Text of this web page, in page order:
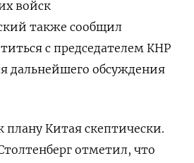
войск
также сообщил
с председателем КНР
дальнейшего обсуждения
плану Китая скептически.
отметил, что